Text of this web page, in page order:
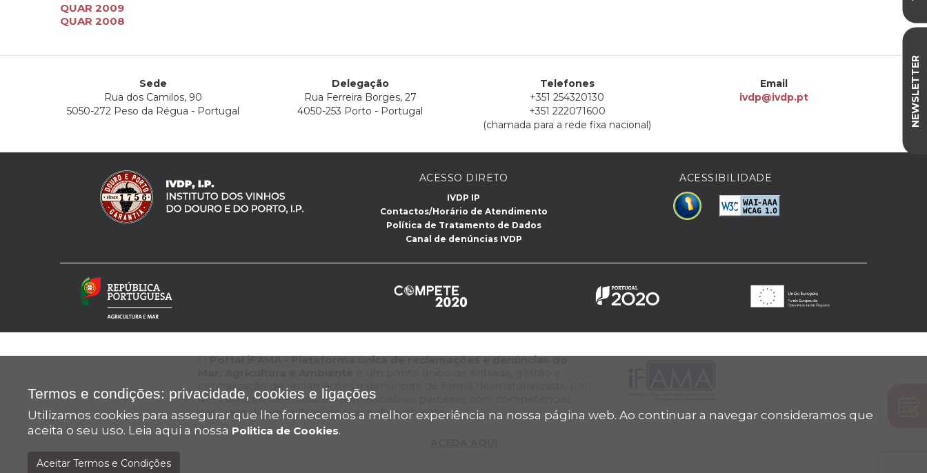
NEWSLETTER
QUAR 2009
QUAR 2008
Sede
Rua dos Camilos, 90
5050-272 Peso da Régua - Portugal
Delegação
Rua Ferreira Borges, 27
4050-253 Porto - Portugal
Telefones
+351 254320130
+351 222071600
(chamada para a rede fixa nacional)
Email
ivdp@ivdp.pt
ACESSO DIRETO
IVDP IP
Contactos/Horário de Atendimento
Política de Tratamento de Dados
Canal de denúncias IVDP
ACESSIBILIDADE
OPortal iFAMA - Plataforma única de reclamações e denúncias do
centralização de reclamações e denúncias, de forma desmaterializada, por
um conjunto de entidades administrativas parceiras com competências
nas áreas da agricultura, do mar e do ambiente
Termos e condições: privacidade, cookies e ligações
Utilizamos cookies para assegurar que lhe fornecemos a melhor experiência na nossa página web. Ao continuar a navegar consideramos que
aceita o seu uso. Leia aqui a nossa Politica de Cookies.
Aceitar Termos e Condições